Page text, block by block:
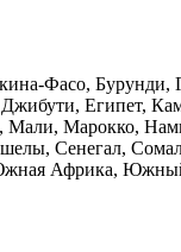
Фасо, Бурунди,
Египет,
Мали, Марокко,
Сенегал,
Африка,